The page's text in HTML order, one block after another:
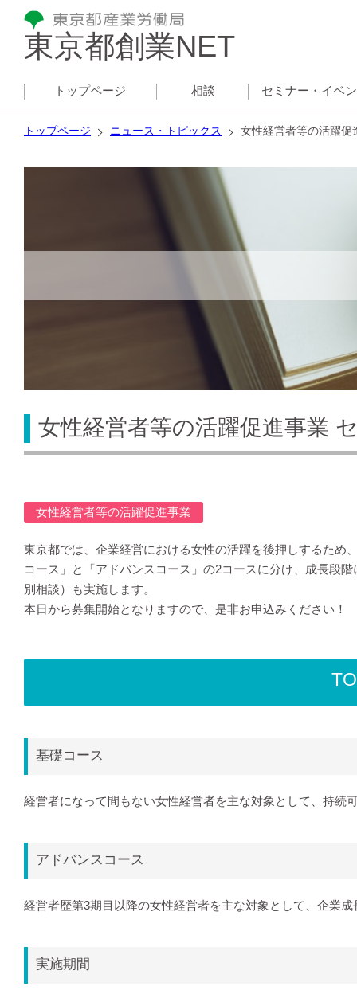
東京都創業NET
トップページ 相談 セミナー・イベ
トップページ ニュース・トピックス 女性経営者等の活躍促
女性経営者等の活躍促進事業
女性経営者等の活躍促進事業
東京都では、企業経営における女性の活躍を後押しするた
コース」と「アドバンスコース」の2コースに分け、成長段
別相談）も実施します。
本日から募集開始となりますので、是非お申込みください！
基礎コース
経営者になって間もない女性経営者を主な対象として、持続
アドバンスコース
経営者歴第3期目以降の女性経営者を主な対象として、企業
実施期間